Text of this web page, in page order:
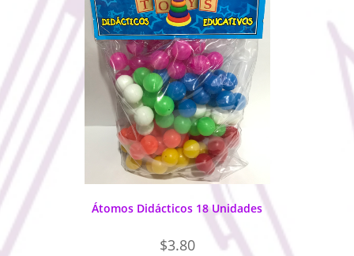
Átomos Didácticos 18 Unidades
$3.80